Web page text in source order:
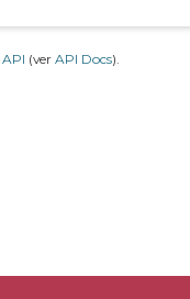
API (ver API Docs).